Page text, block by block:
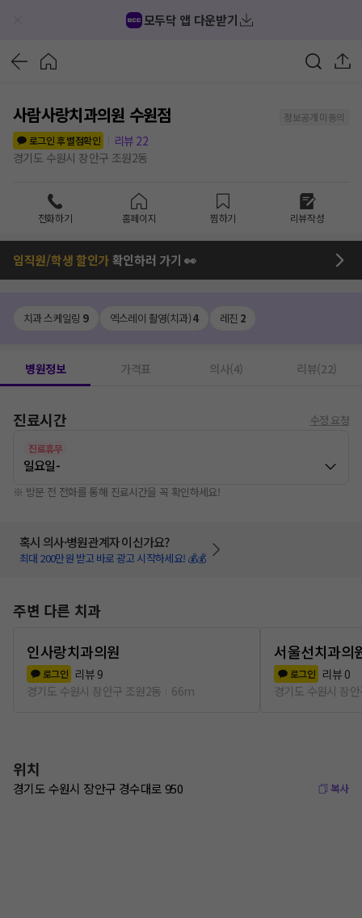
모두닥 앱 다운받기
사람사랑치과의원 수원점
정보공개 미동의
로그인 후 별점확인
리뷰 22
경기도 수원시 장안구 조원2동
전화하기 홈페이지 찜하기 리뷰작성
임직원/학생 할인가확인하러 가기 👀
치과 스케일링 9 엑스레이 촬영(치과)4 레진 2
병원정보 가격표 의사(4) 리뷰(22)
진료시간 수정 요청
진료휴무
일요일-
※ 방문 전 전화를 통해 진료시간을 꼭 확인하세요!
혹시 의사·병원관계자 이신가요?
최대 200만원 받고 바로 광고 시작하세요! 💰💰
주변 다른 치과
인사랑치과의원
로그인 리뷰 9
경기도 수원시 장안구 조원2동
66m
서울선치과의
로그인 리뷰 0
경기도 수원시 장
위치
경기도 수원시 장안구 경수대로 950 복사